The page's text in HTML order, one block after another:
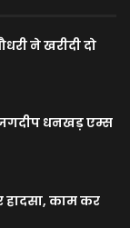
ने खरीदी दो
जगदीप धनखड़ एम्स
हादसा, काम कर